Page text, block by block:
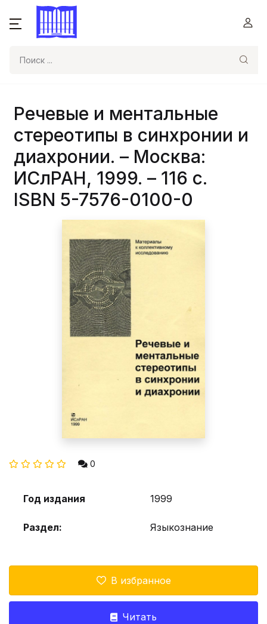
Речевые и ментальные
стереотипы в синхронии и
диахронии. – Москва:
ИСлРАН, 1999. – 116 с.
ISBN 5-7576-0100-0
0
Год издания 1999
Раздел: Языкознание
В избранное
Читать